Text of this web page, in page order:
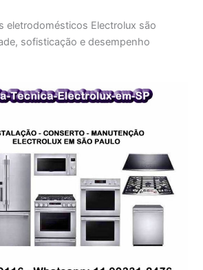
eletrodomésticos Electrolux são
sofisticação e desempenho